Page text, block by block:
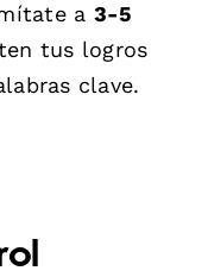
a 3-5
tus logros
clave.